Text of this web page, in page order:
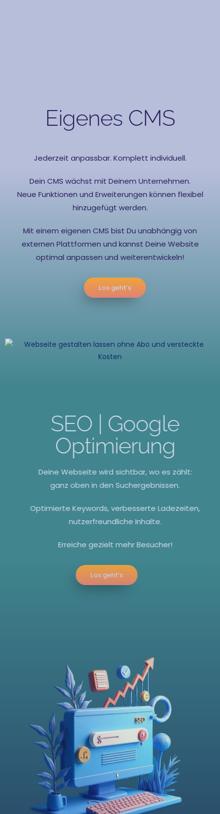
Eigenes CMS
Jederzeit anpassbar. Komplett individuell.
Dein CMS wächst mit Deinem Unternehmen.
Neue Funktionen und Erweiterungen können flexibel
hinzugefügt werden.
Mit einem eigenen CMS bist Du unabhängig von
externen Plattformen und kannst Deine Website
optimal anpassen und weiterentwickeln!
Los geht’s
SEO | Google
Optimierung
Deine Webseite wird sichtbar, wo es zählt:
ganz oben in den Suchergebnissen.
Optimierte Keywords, verbesserte Ladezeiten,
nutzerfreundliche Inhalte.
Erreiche gezielt mehr Besucher!
Los geht’s